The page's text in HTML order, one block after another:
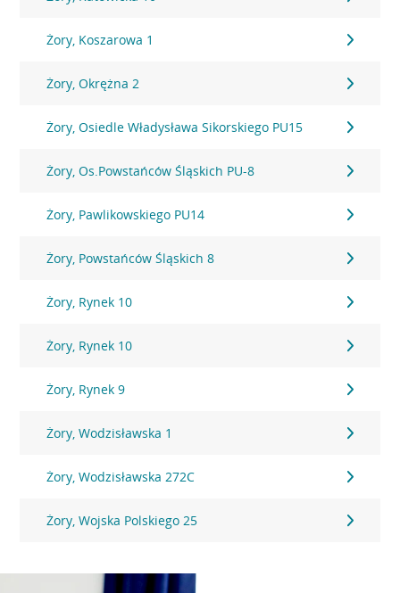
Żory, Koszarowa 1
Żory, Okrężna 2
Żory, Osiedle Władysława Sikorskiego PU15
Żory, Os.Powstańców Śląskich PU-8
Żory, Pawlikowskiego PU14
Żory, Powstańców Śląskich 8
Żory, Rynek 10
Żory, Rynek 10
Żory, Rynek 9
Żory, Wodzisławska 1
Żory, Wodzisławska 272C
Żory, Wojska Polskiego 25